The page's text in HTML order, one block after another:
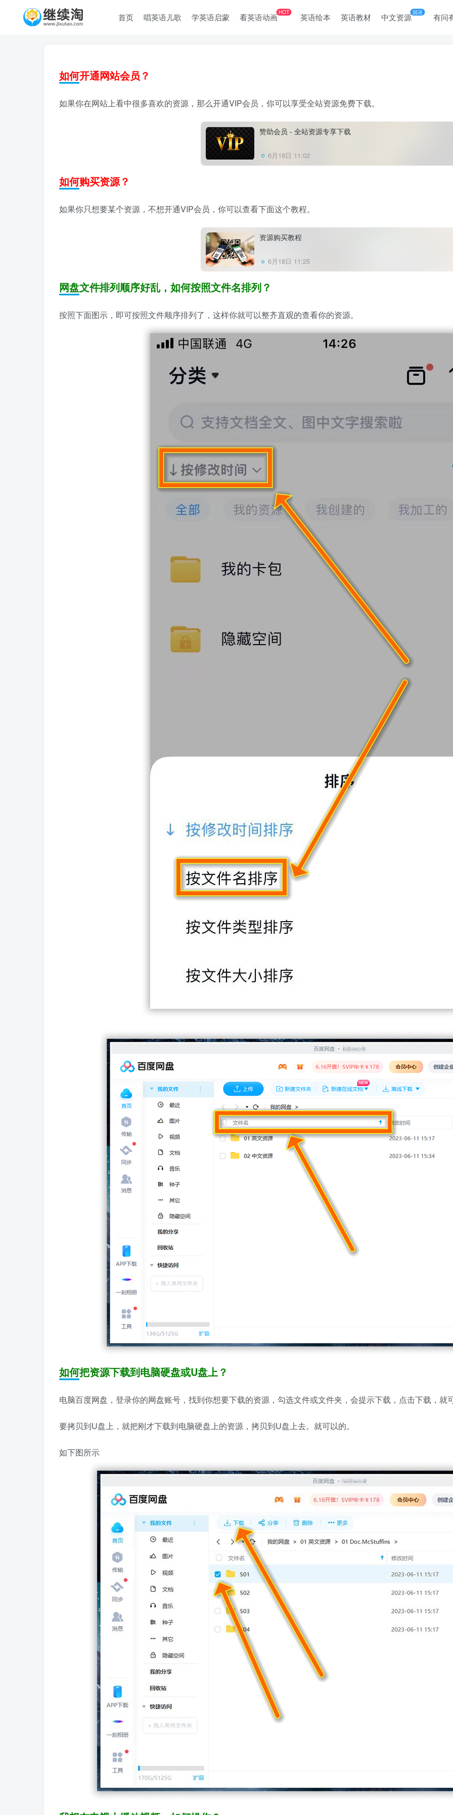
首页 唱英语儿歌 学英语启蒙 看英语动画HOT 英语绘本 英语教材 中文资源国语 有问
如何开通网站会员？
如果你在网站上看中很多喜欢的资源，那么开通VIP会员，你可以享受全站资源免费下载。
赞助会员 - 全站资源专享下载
6月18日 11:02
如何购买资源？
如果你只想要某个资源，不想开通VIP会员，你可以查看下面这个教程。
资源购买教程
6月18日 11:25
网盘文件排列顺序好乱，如何按照文件名排列？
按照下面图示，即可按照文件顺序排列了，这样你就可以整齐直观的查看你的资源。
如何把资源下载到电脑硬盘或U盘上？
电脑百度网盘，登录你的网盘账号，找到你想要下载的资源，勾选文件或文件夹，会提示下载，点击下载，就
要拷贝到U盘上，就把刚才下载到电脑硬盘上的资源，拷贝到U盘上去。就可以的。
如下图所示